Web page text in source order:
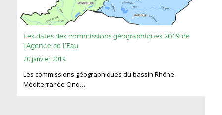
Les dates des commissions géographiques 2019 de
l’Agence de l’Eau
20 janvier 2019
Les commissions géographiques du bassin Rhône-
Méditerranée Cinq…